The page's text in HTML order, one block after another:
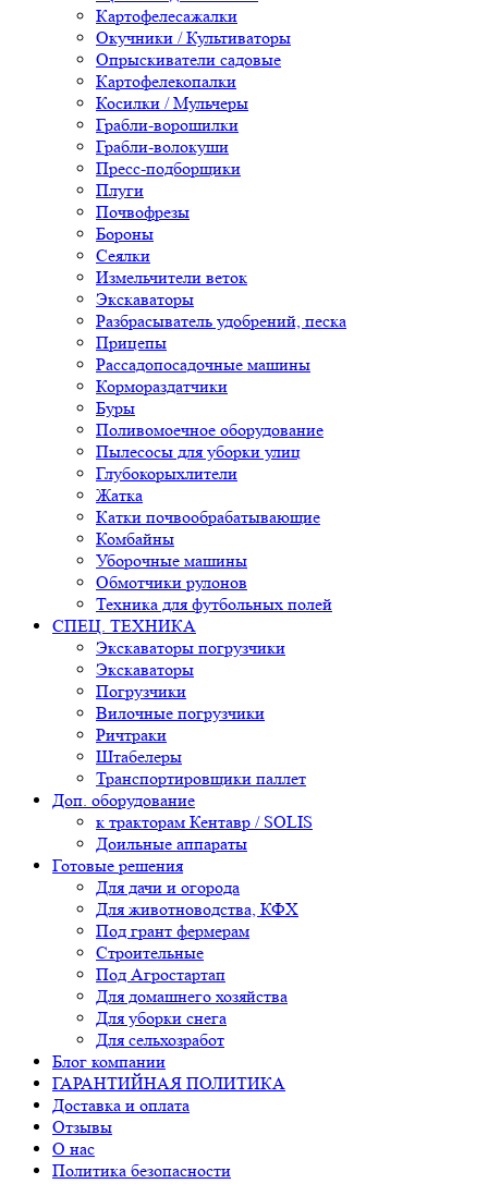
Картофелесажалки
Окучники / Культиваторы
Опрыскиватели садовые
Картофелекопалки
Косилки / Мульчеры
Грабли-ворошилки
Грабли-волокуши
Пресс-подборщики
Плуги
Почвофрезы
Бороны
Сеялки
Измельчители веток
Экскаваторы
Разбрасыватель удобрений, песка
Прицепы
Рассадопосадочные машины
Кормораздатчики
Буры
Поливомоечное оборудование
Пылесосы для уборки улиц
Глубокорыхлители
Жатка
Катки почвообрабатывающие
Комбайны
Уборочные машины
Обмотчики рулонов
Техника для футбольных полей
СПЕЦ. ТЕХНИКА
Экскаваторы погрузчики
Экскаваторы
Погрузчики
Вилочные погрузчики
Ричтраки
Штабелеры
Транспортировщики паллет
Доп. оборудование
к тракторам Кентавр / SOLIS
Доильные аппараты
Готовые решения
Для дачи и огорода
Для животноводства, КФХ
Под грант фермерам
Строительные
Под Агростартап
Для домашнего хозяйства
Для уборки снега
Для сельхозработ
Блог компании
ГАРАНТИЙНАЯ ПОЛИТИКА
Доставка и оплата
Отзывы
О нас
Политика безопасности